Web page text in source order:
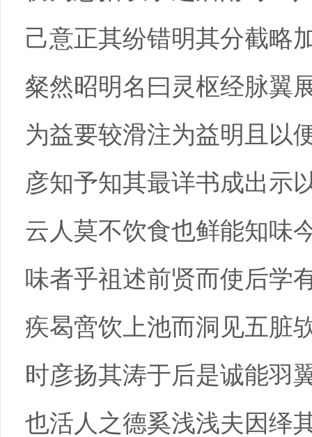
己意正其纷错明其分截略
粲然昭明名曰灵枢经脉翼
为益要较滑注为益明且以
彦知予知其最详书成出示
云人莫不饮食也鲜能知味
味者乎祖述前贤而使后学
疾曷啻饮上池而洞见五脏
时彦扬其涛于后是诚能羽
也活人之德奚浅浅夫因绎